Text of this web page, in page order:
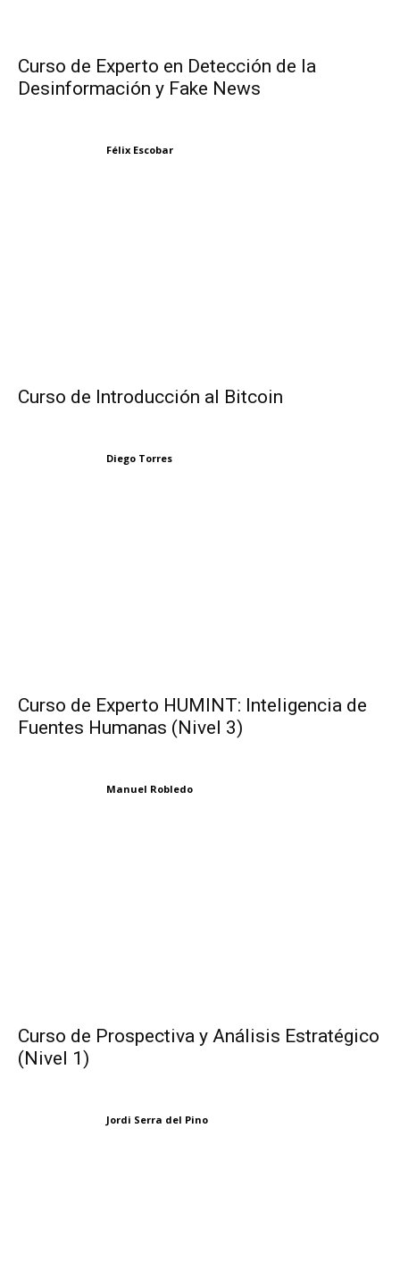
Curso de Experto en Detección de la
Desinformación y Fake News
Félix Escobar
Curso de Introducción al Bitcoin
Diego Torres
Curso de Experto HUMINT: Inteligencia de
Fuentes Humanas (Nivel 3)
Manuel Robledo
Curso de Prospectiva y Análisis Estratégico
(Nivel 1)
Jordi Serra del Pino